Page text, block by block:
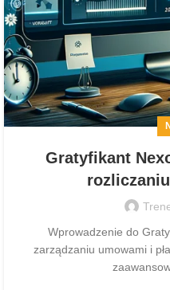
Gratyfikant
Wprowadzenie do
zarządzaniu umowami i